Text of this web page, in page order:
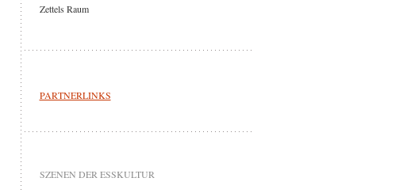
Zettels Raum
PARTNERLINKS
SZENEN DER ESSKULTUR